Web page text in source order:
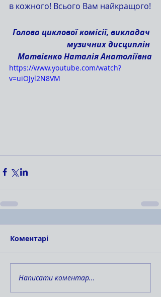
в кожного! Всього Вам найкращого!
Голова циклової комісії, викладач
музичних дисциплін
Матвієнко Наталія Анатоліївна
https://www.youtube.com/watch?
v=uiOJyl2N8VM
Коментарі
Написати коментар...